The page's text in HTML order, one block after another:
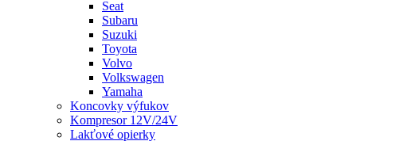
Seat
Subaru
Suzuki
Toyota
Volvo
Volkswagen
Yamaha
Koncovky výfukov
Kompresor 12V/24V
Lakťové opierky